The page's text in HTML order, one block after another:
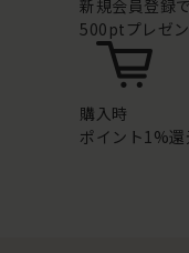
新規会員登録で
500ptプレゼ
購入時
ポイント1%還